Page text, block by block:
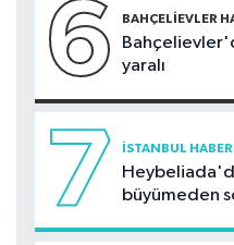
6 BAHÇELIEVLER
yaralı
7 İSTANBUL
büyümeden